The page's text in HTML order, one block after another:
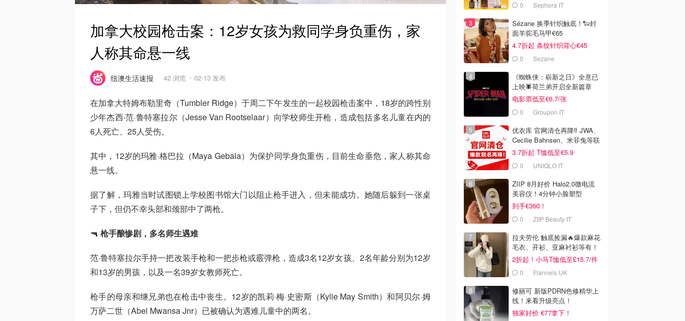
加拿大校园枪击案：12岁女孩为救同学身负重伤，家
人称其命悬一线
纽澳生活速报 42 浏览 02-13 发布
在加拿大特姆布勒里奇（Tumbler Ridge）于周二下午发生的一起校园枪击案中，18岁的跨性别
少年杰西·范·鲁特塞拉尔（Jesse Van Rootselaar）向学校师生开枪，造成包括多名儿童在内的
6人死亡、25人受伤。
其中，12岁的玛雅·格巴拉（Maya Gebala）为保护同学身负重伤，目前生命垂危，家人称其命
悬一线。
据了解，玛雅当时试图锁上学校图书馆大门以阻止枪手进入，但未能成功。她随后躲到一张桌
子下，但仍不幸头部和颈部中了两枪。
🔫 枪手酿惨剧，多名师生遇难
范·鲁特塞拉尔手持一把改装手枪和一把步枪或霰弹枪，造成3名12岁女孩、2名年龄分别为12岁
和13岁的男孩，以及一名39岁女教师死亡。
枪手的母亲和继兄弟也在枪击中丧生。12岁的凯莉·梅·史密斯（Kylie May Smith）和阿贝尔·姆
万萨二世（Abel Mwansa Jnr）已被确认为遇难儿童中的两名。
0 Sephora IT
Sézane 换季针织触底！🐑封
面羊驼毛马甲€65
4.7折起 条纹针织背心€45
0 Sezane
《蜘蛛侠：崭新之日》全意已
上映🕷️荷兰弟开启全新篇章
电影票低至€6.7/张
0 Groupon IT
优衣库 官网清仓再降‼️ JWA、
Cecilie Bahnsen、米菲兔等联
名
3.7折起 T恤低至€5.9
0 UNIQLO IT
ZIIP 8月好价 Halo2.0微电流
美容仪！4分钟小脸塑型
到手€360！
0 ZIIP Beauty IT
拉夫劳伦 触底捡漏🔥爆款麻花
毛衣、开衫、亚麻衬衫等有！
2折起！小马T恤低至£15.7/件
0 Flannels UK
修丽可 新版PDRN色修精华上
线！来看升级亮点！
独家好价 €77拿下！